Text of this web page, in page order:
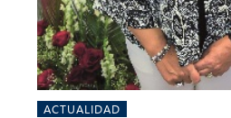
ACTUALIDAD